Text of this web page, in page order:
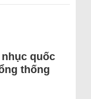
quốc
thống